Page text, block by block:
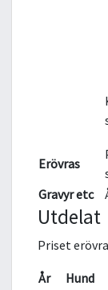
Erövras
Gravyr etc
Utdelat
Priset
År Hund